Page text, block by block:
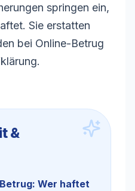
springen ein,
Sie erstatten
bei Online-Betrug
&
Wer haftet